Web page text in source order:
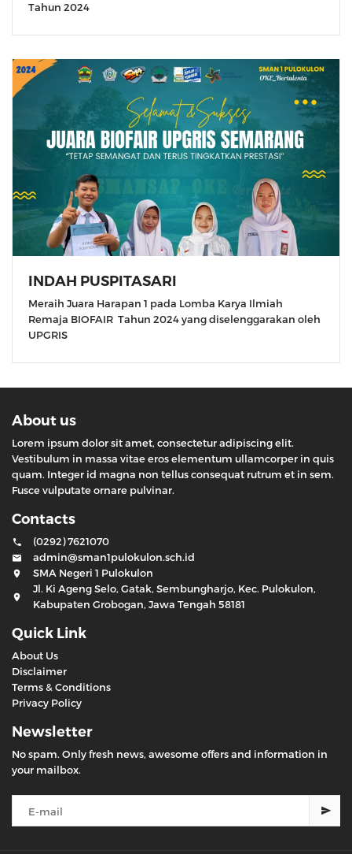
Tahun 2024
INDAH PUSPITASARI
Meraih Juara Harapan 1 pada Lomba Karya Ilmiah
Remaja BIOFAIR Tahun 2024 yang diselenggarakan oleh
UPGRIS
About us
Lorem ipsum dolor sit amet, consectetur adipiscing elit.
Vestibulum in massa vitae eros elementum ullamcorper in quis
quam. Integer id magna non tellus consequat rutrum et in sem.
Fusce vulputate ornare pulvinar.
Contacts
(0292) 7621070
admin@sman1pulokulon.sch.id
SMA Negeri 1 Pulokulon
Jl. Ki Ageng Selo, Gatak, Sembungharjo, Kec. Pulokulon,
Kabupaten Grobogan, Jawa Tengah 58181
Quick Link
About Us
Disclaimer
Terms & Conditions
Privacy Policy
Newsletter
No spam. Only fresh news, awesome offers and information in
your mailbox.
your